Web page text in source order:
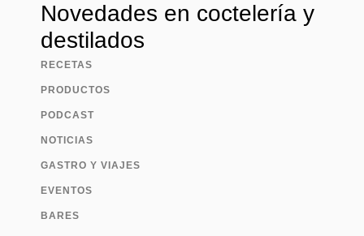
Novedades en coctelería y
destilados
RECETAS
PRODUCTOS
PODCAST
NOTICIAS
GASTRO Y VIAJES
EVENTOS
BARES